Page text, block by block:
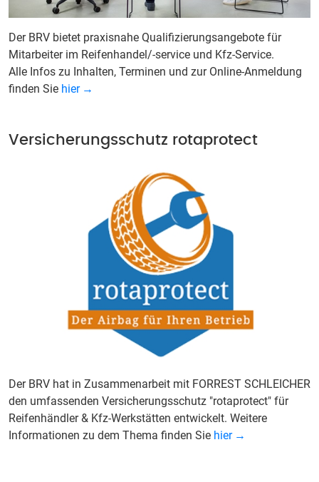
Der BRV bietet praxisnahe Qualifizierungsangebote für
Mitarbeiter im Reifenhandel/-service und Kfz-Service.
Alle Infos zu Inhalten, Terminen und zur Online-Anmeldung
finden Sie hier
Versicherungsschutz rotaprotect
Der BRV hat in Zusammenarbeit mit FORREST SCHLEICHER
den umfassenden Versicherungsschutz "rotaprotect" für
Reifenhändler & Kfz-Werkstätten entwickelt. Weitere
Informationen zu dem Thema finden Sie hier